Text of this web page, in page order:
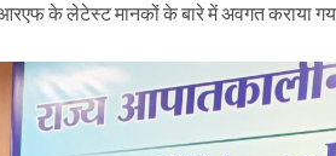
के लेटेस्ट मानकों के बारे में अवगत कराया